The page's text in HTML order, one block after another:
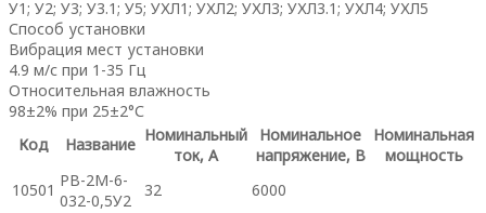
У1; У2; У3; У3.1; У5; УХЛ1; УХЛ2; УХЛ3; УХЛ3.1; УХЛ4; УХЛ5
Способ установки
Вибрация мест установки
4.9 м/с при 1-35 Гц
Относительная влажность
98±2% при 25±2°С
Код
Название Номинальный
ток, А
Номинальное
напряжение, В
Номинальная
мощность
10501 РВ-2М-6-
032-0,5У2
32 6000